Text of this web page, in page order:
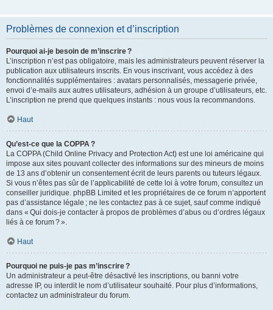
Problèmes de connexion et d’inscription
Pourquoi ai-je besoin de m’inscrire ?
L’inscription n’est pas obligatoire, mais les administrateurs peuvent réserver la
publication aux utilisateurs inscrits. En vous inscrivant, vous accédez à des
fonctionnalités supplémentaires : avatars personnalisés, messagerie privée,
envoi d’e-mails aux autres utilisateurs, adhésion à un groupe d’utilisateurs, etc.
L’inscription ne prend que quelques instants : nous vous la recommandons.
Haut
Qu’est-ce que la COPPA ?
La COPPA (Child Online Privacy and Protection Act) est une loi américaine qui
impose aux sites pouvant collecter des informations sur des mineurs de moins
de 13 ans d’obtenir un consentement écrit de leurs parents ou tuteurs légaux.
Si vous n’êtes pas sûr de l’applicabilité de cette loi à votre forum, consultez un
conseiller juridique. phpBB Limited et les propriétaires de ce forum n’apportent
pas d’assistance légale ; ne les contactez pas à ce sujet, sauf comme indiqué
dans « Qui dois-je contacter à propos de problèmes d’abus ou d’ordres légaux
liés à ce forum ? ».
Haut
Pourquoi ne puis-je pas m’inscrire ?
Un administrateur a peut-être désactivé les inscriptions, ou banni votre
adresse IP, ou interdit le nom d’utilisateur souhaité. Pour plus d’informations,
contactez un administrateur du forum.